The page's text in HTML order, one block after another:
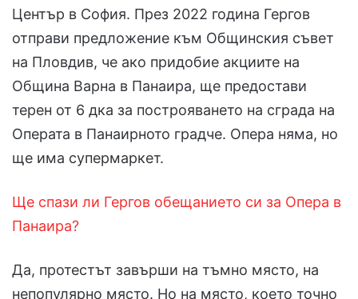
Център в София. През 2022 година Гергов
отправи предложение към Общинския съвет
на Пловдив, че ако придобие акциите на
Община Варна в Панаира, ще предостави
терен от 6 дка за построяването на сграда на
Операта в Панаирното градче. Опера няма, но
ще има супермаркет.
Ще спази ли Гергов обещанието си за Опера в
Панаира?
Да, протестът завърши на тъмно място, на
непопулярно място. Но на място, което точно